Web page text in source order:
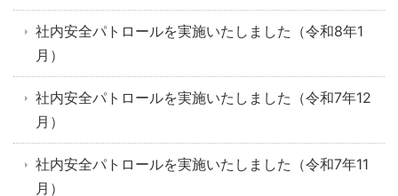
社内安全パトロールを実施いたしました（令和8年1
月）
社内安全パトロールを実施いたしました（令和7年12
月）
社内安全パトロールを実施いたしました（令和7年11
月）